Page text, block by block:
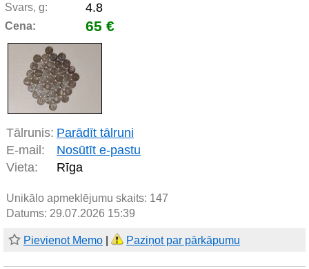
Svars, g: 4.8
Cena: 65 €
Tālrunis: Parādīt tālruni
E-mail:
Nosūtīt e-pastu
Vieta:
Rīga
Unikālo apmeklējumu skaits: 147
Datums: 29.07.2026 15:39
Pievienot Memo Paziņot par pārkāpumu